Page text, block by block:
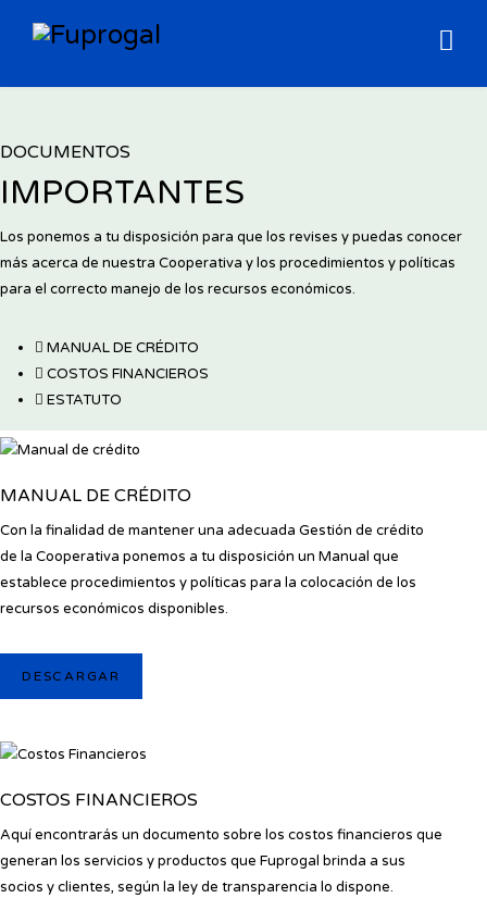
DOCUMENTOS
IMPORTANTES
Los ponemos a tu disposición para que los revises y puedas conocer
más acerca de nuestra Cooperativa y los procedimientos y políticas
para el correcto manejo de los recursos económicos.
MANUAL DE CRÉDITO
COSTOS FINANCIEROS
ESTATUTO
MANUAL DE CRÉDITO
Con la finalidad de mantener una adecuada Gestión de crédito
de la Cooperativa ponemos a tu disposición un Manual que
establece procedimientos y políticas para la colocación de los
recursos económicos disponibles.
DESCARGAR
COSTOS FINANCIEROS
Aquí encontrarás un documento sobre los costos financieros que
generan los servicios y productos que Fuprogal brinda a sus
socios y clientes, según la ley de transparencia lo dispone.